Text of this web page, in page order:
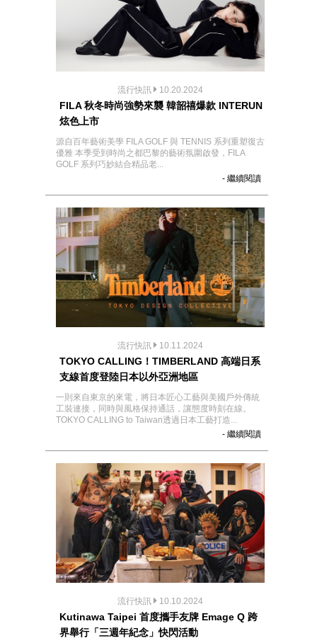
流行快訊 10.20.2024
FILA 秋冬時尚強勢來襲 韓韶禧爆款 INTERUN
炫色上市
源自百年藝術美學 FILA GOLF 與 TENNIS 系列重塑復古
優雅 本季受到時尚之都巴黎的藝術氛圍啟發，FILA
GOLF 系列巧妙結合精品老...
- 繼續閱讀
流行快訊 10.11.2024
TOKYO CALLING！TIMBERLAND 高端日系
支線首度登陸日本以外亞洲地區
一則來自東京的來電，將日本匠心工藝與美國戶外傳統
工裝連接，同時與風格保持通話，讓態度時刻在線。
TOKYO CALLING to Taiwan透過日本工藝打造...
- 繼續閱讀
流行快訊 10.10.2024
Kutinawa Taipei 首度攜手友牌 Emage Q 跨
界舉行「三週年紀念」快閃活動